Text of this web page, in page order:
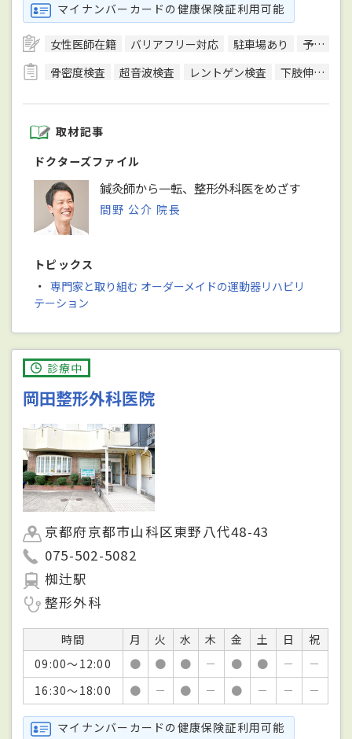
マイナンバーカードの健康保険証利用可能
女性医師在籍 バリアフリー対応 駐車場あり 予約可
骨密度検査
超音波検査 レントゲン検査 下肢伸展挙上試験
取材記事
ドクターズファイル
鍼灸師から一転、整形外科医をめざす
間野 公介 院長
トピックス
・ 専門家と取り組む オーダーメイドの運動器リハビリ
テーション
診療中
岡田整形外科医院
京都府京都市山科区東野八代48-43
075-502-5082
椥辻駅
整形外科
時間 月 火 水 木 金 土 日
祝
09:00～12:00
● ● ● － ● ● －
－
16:30～18:00
● － ● － ● － － －
マイナンバーカードの健康保険証利用可能